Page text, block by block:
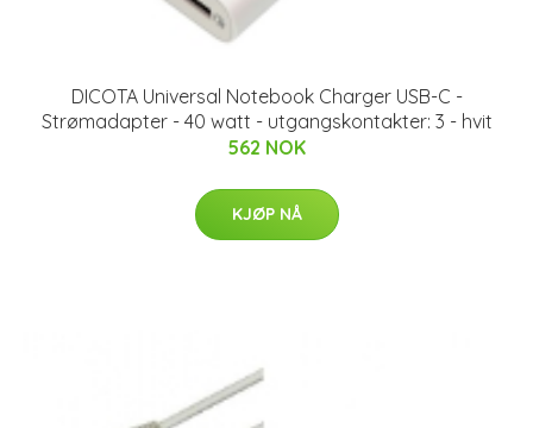
DICOTA Universal Notebook Charger USB-C -
Strømadapter - 40 watt - utgangskontakter: 3 - hvit
562 NOK
KJØP NÅ